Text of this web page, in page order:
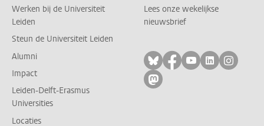
Werken bij de Universiteit
Leiden
Steun de Universiteit Leiden
Alumni
Impact
Leiden-Delft-Erasmus
Universities
Locaties
Lees onze wekelijkse
nieuwsbrief
Volg ons op bluesky
Volg ons op
Volg ons op
Volg ons
Volg
Volg ons op mastodon